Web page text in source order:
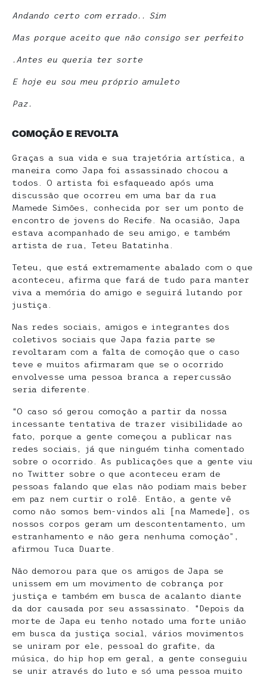
Andando certo com errado.. Sim
Mas porque aceito que não consigo ser perfeito
.Antes eu queria ter sorte
E hoje eu sou meu próprio amuleto
Paz.
COMOÇÃO E REVOLTA
Graças a sua vida e sua trajetória artística, a
maneira como Japa foi assassinado chocou a
todos. O artista foi esfaqueado após uma
discussão que ocorreu em uma bar da rua
Mamede Simões, conhecida por ser um ponto de
encontro de jovens do Recife. Na ocasião, Japa
estava acompanhado de seu amigo, e também
artista de rua, Teteu Batatinha.
Teteu, que está extremamente abalado com o que
aconteceu, afirma que fará de tudo para manter
viva a memória do amigo e seguirá lutando por
justiça.
Nas redes sociais, amigos e integrantes dos
coletivos sociais que Japa fazia parte se
revoltaram com a falta de comoção que o caso
teve e muitos afirmaram que se o ocorrido
envolvesse uma pessoa branca a repercussão
seria diferente.
“O caso só gerou comoção a partir da nossa
incessante tentativa de trazer visibilidade ao
fato, porque a gente começou a publicar nas
redes sociais, já que ninguém tinha comentado
sobre o ocorrido. As publicações que a gente viu
no Twitter sobre o que aconteceu eram de
pessoas falando que elas não podiam mais beber
em paz nem curtir o rolê. Então, a gente vê
como não somos bem-vindos ali [na Mamede], os
nossos corpos geram um descontentamento, um
estranhamento e não gera nenhuma comoção”,
afirmou Tuca Duarte.
Não demorou para que os amigos de Japa se
unissem em um movimento de cobrança por
justiça e também em busca de acalanto diante
da dor causada por seu assassinato. “Depois da
morte de Japa eu tenho notado uma forte união
em busca da justiça social, vários movimentos
se uniram por ele, pessoal do grafite, da
música, do hip hop em geral, a gente conseguiu
se unir através do luto e só uma pessoa muito